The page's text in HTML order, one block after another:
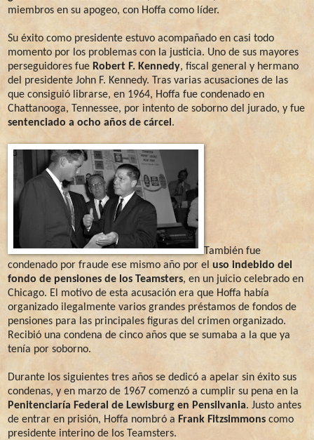
miembros en su apogeo, con Hoffa como líder.
Su éxito como presidente estuvo acompañado en casi todo
momento por los problemas con la justicia. Uno de sus mayores
perseguidores fue Robert F. Kennedy, fiscal general y hermano
del presidente John F. Kennedy. Tras varias acusaciones de las
que consiguió librarse, en 1964, Hoffa fue condenado en
Chattanooga, Tennessee, por intento de soborno del jurado, y fue
sentenciado a ocho años de cárcel .
También fue
condenado por fraude ese mismo año por el uso indebido del
fondo de pensiones de los Teamsters, en un juicio celebrado en
Chicago. El motivo de esta acusación era que Hoffa había
organizado ilegalmente varios grandes préstamos de fondos de
pensiones para las principales figuras del crimen organizado.
Recibió una condena de cinco años que se sumaba a la que ya
tenía por soborno.
Durante los siguientes tres años se dedicó a apelar sin éxito sus
condenas, y en marzo de 1967 comenzó a cumplir su pena en la
Penitenciaría Federal de Lewisburg en Pensilvania. Justo antes
de entrar en prisión, Hoffa nombró a Frank Fitzsimmons como
presidente interino de los Teamsters.